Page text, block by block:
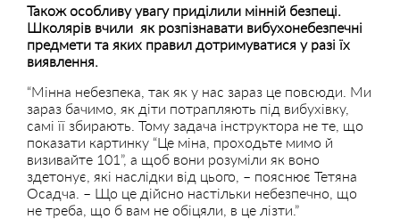
Також особливу увагу приділили мінній безпеці.
Школярів вчили як розпізнавати вибухонебезпечні
предмети та яких правил дотримуватися у разі їх
виявлення.
“Мінна небезпека, так як у нас зараз це повсюди. Ми
зараз бачимо, як діти потрапляють під вибухівку,
самі її збирають. Тому задача інструктора не те, що
показати картинку “Це міна, проходьте мимо й
визивайте 101”, а щоб вони розуміли як воно
здетонує, які наслідки від цього, – пояснює Тетяна
Осадча. – Що це дійсно настільки небезпечно, що
не треба, що б вам не обіцяли, в це лізти.”